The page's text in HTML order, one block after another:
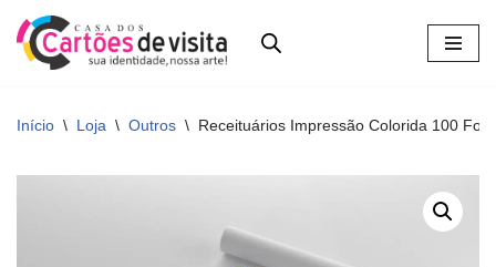
Pular
Início \ Loja \ Outros \ Receituários Impressão Colorida 100